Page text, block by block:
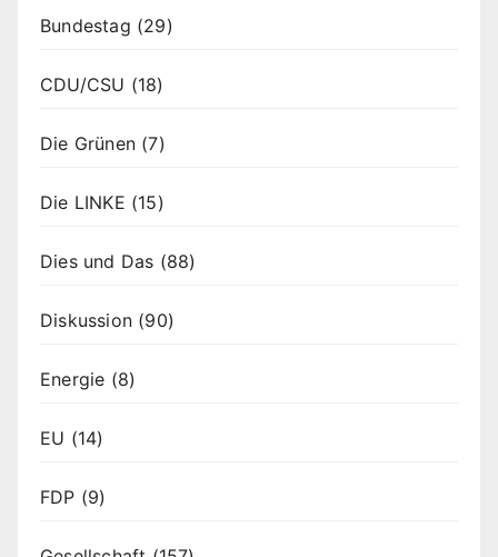
Bundestag (29)
CDU/CSU (18)
Die Grünen (7)
Die LINKE (15)
Dies und Das (88)
Diskussion (90)
Energie (8)
EU (14)
FDP (9)